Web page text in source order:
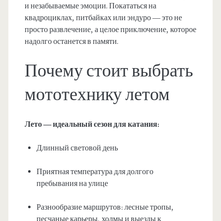
и незабываемые эмоции. Покататься на
квадроциклах, питбайках или эндуро — это не
просто развлечение, а целое приключение, которое
надолго останется в памяти.
Почему стоит выбрать
мототехнику летом
Лето — идеальный сезон для катания:
Длинный световой день
Приятная температура для долгого
пребывания на улице
Разнообразие маршрутов: лесные тропы,